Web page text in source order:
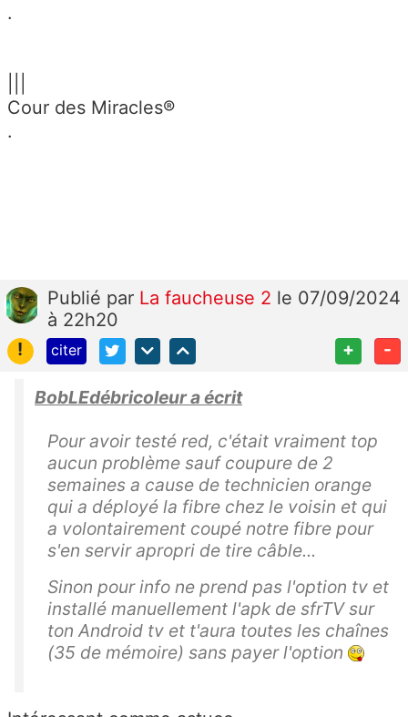
.
Cour des Miracles®
.
Publié par La faucheuse 2 le 07/09/2024
à 22h20
!
citer + -
BobLEdébricoleur a écrit
Pour avoir testé red, c'était vraiment top
aucun problème sauf coupure de 2
semaines a cause de technicien orange
qui a déployé la fibre chez le voisin et qui
a volontairement coupé notre fibre pour
s'en servir apropri de tire câble...
Sinon pour info ne prend pas l'option tv et
installé manuellement l'apk de sfrTV sur
ton Android tv et t'aura toutes les chaînes
(35 de mémoire) sans payer l'option